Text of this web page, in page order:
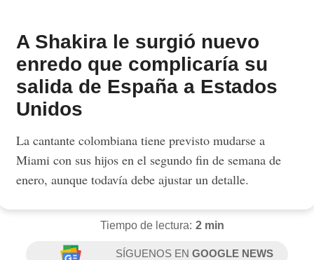
A Shakira le surgió nuevo
enredo que complicaría su
salida de España a Estados
Unidos
La cantante colombiana tiene previsto mudarse a
Miami con sus hijos en el segundo fin de semana de
enero, aunque todavía debe ajustar un detalle.
Tiempo de lectura: 2 min
SÍGUENOS ENGOOGLE NEWS